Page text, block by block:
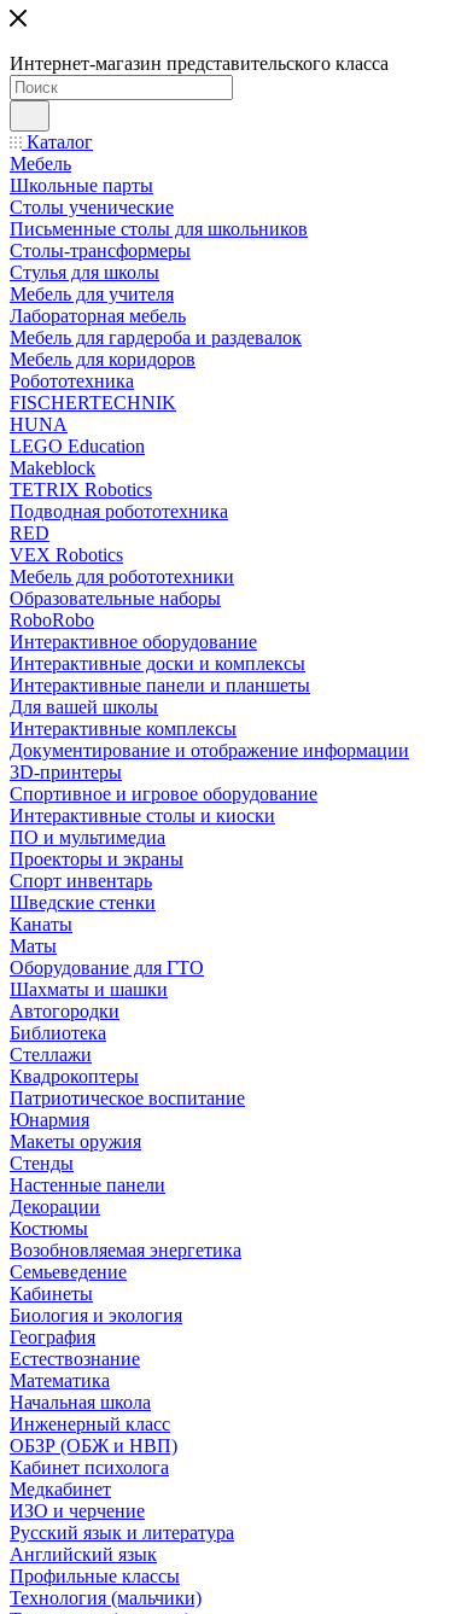
Интернет-магазин представительского класса
Каталог
Мебель
Школьные парты
Столы ученические
Письменные столы для школьников
Столы-трансформеры
Стулья для школы
Мебель для учителя
Лабораторная мебель
Мебель для гардероба и раздевалок
Мебель для коридоров
Робототехника
FISCHERTECHNIK
HUNA
LEGO Education
Makeblock
TETRIX Robotics
Подводная робототехника
RED
VEX Robotics
Мебель для робототехники
Образовательные наборы
RoboRobo
Интерактивное оборудование
Интерактивные доски и комплексы
Интерактивные панели и планшеты
Для вашей школы
Интерактивные комплексы
Документирование и отображение информации
3D-принтеры
Спортивное и игровое оборудование
Интерактивные столы и киоски
ПО и мультимедиа
Проекторы и экраны
Спорт инвентарь
Шведские стенки
Канаты
Маты
Оборудование для ГТО
Шахматы и шашки
Автогородки
Библиотека
Стеллажи
Квадрокоптеры
Патриотическое воспитание
Юнармия
Макеты оружия
Стенды
Настенные панели
Декорации
Костюмы
Возобновляемая энергетика
Семьеведение
Кабинеты
Биология и экология
География
Естествознание
Математика
Начальная школа
Инженерный класс
ОБЗР (ОБЖ и НВП)
Кабинет психолога
Медкабинет
ИЗО и черчение
Русский язык и литература
Английский язык
Профильные классы
Технология (мальчики)